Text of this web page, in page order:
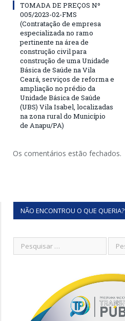
TOMADA DE PREÇOS Nº
005/2023-02-FMS
(Contratação de empresa
especializada no ramo
pertinente na área de
construção civil para
construção de uma Unidade
Básica de Saúde na Vila
Ceará, serviços de reforma e
ampliação no prédio da
Unidade Básica de Saúde
(UBS) Vila Isabel, localizadas
na zona rural do Município
de Anapu/PA)
Os comentários estão fechados.
NÃO ENCONTROU O QUE QUERIA?